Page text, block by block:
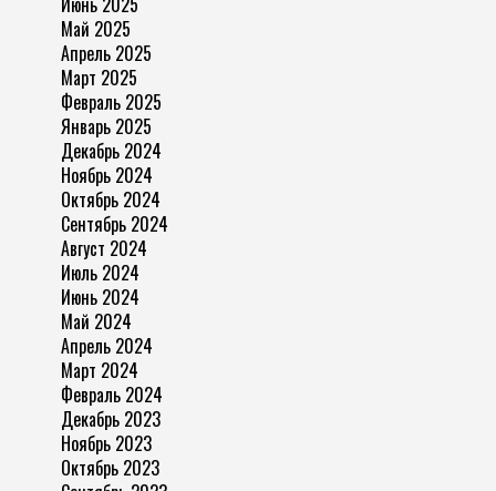
Май 2025
Апрель 2025
Март 2025
Февраль 2025
Январь 2025
Декабрь 2024
Ноябрь 2024
Октябрь 2024
Сентябрь 2024
Август 2024
Июль 2024
Июнь 2024
Май 2024
Апрель 2024
Март 2024
Февраль 2024
Декабрь 2023
Ноябрь 2023
Октябрь 2023